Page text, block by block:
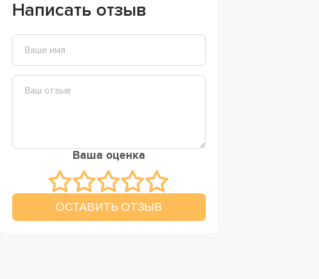
Написать отзыв
Ваша оценка
ОСТАВИТЬ ОТЗЫВ